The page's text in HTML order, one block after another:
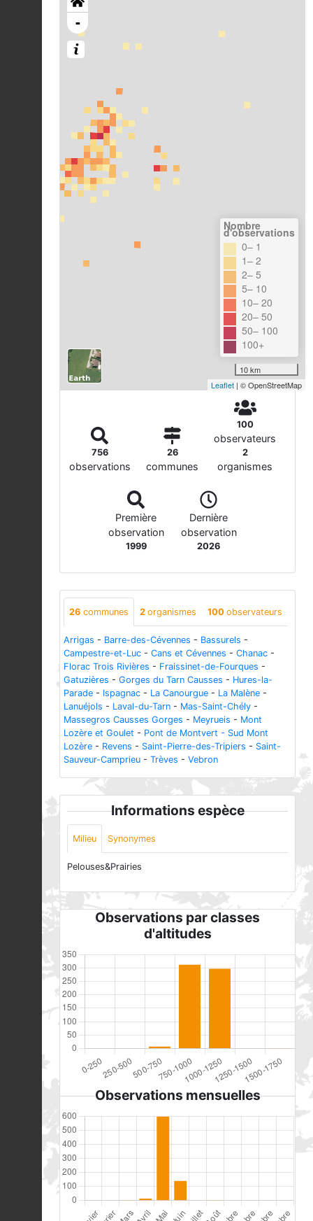
-
Nombre
d'observations
0– 1
1– 2
2– 5
5– 10
10– 20
20– 50
50– 100
100+
10 km
Leaflet | © OpenStreetMap
756
observations
26
communes
100
observateurs
2
organismes
Première
observation
1999
Dernière
observation
2026
26 communes 2 organismes 100 observateurs
Arrigas - Barre-des-Cévennes - Bassurels -
Campestre-et-Luc - Cans et Cévennes - Chanac -
Florac Trois Rivières - Fraissinet-de-Fourques -
Gatuzières - Gorges du Tarn Causses - Hures-la-
Parade - Ispagnac - La Canourgue - La Malène -
Lanuéjols - Laval-du-Tarn - Mas-Saint-Chély -
Massegros Causses Gorges - Meyrueis - Mont
Lozère et Goulet - Pont de Montvert - Sud Mont
Lozère - Revens - Saint-Pierre-des-Tripiers - Saint-
Sauveur-Camprieu - Trèves - Vebron
Informations espèce
Milieu Synonymes
Pelouses&Prairies
Observations par classes
d'altitudes
Observations mensuelles